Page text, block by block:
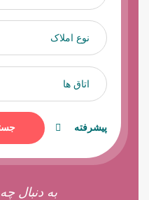
پیشرفته
به دنبال